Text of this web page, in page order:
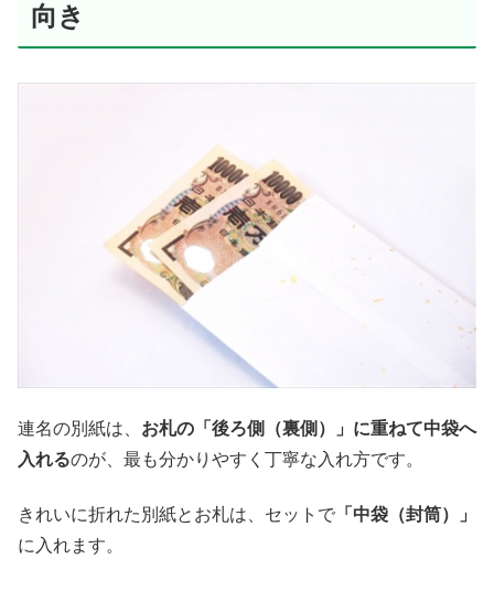
向き
連名の別紙は、 お札の「後ろ側（裏側）」に重ねて中袋へ
入れるのが、最も分かりやすく丁寧な入れ方です。
きれいに折れた別紙とお札は、セットで 「中袋（封筒）」
に入れます。